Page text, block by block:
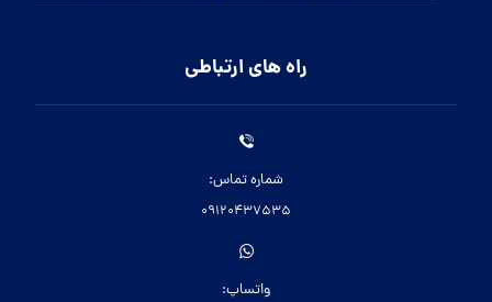
راه های ارتباطی
شماره تماس:
09120437535
واتساپ: